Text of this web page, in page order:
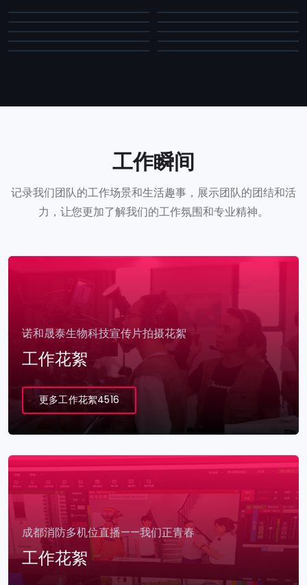
详细 详细
详细 详细
合伙人,艺术总监,德阳站CEO
详细
财务官,人力资源,联合创始
详细
工作瞬间
记录我们团队的工作场景和生活趣事，展示团队的团结和活
力，让您更加了解我们的工作氛围和专业精神。
诺和晟泰生物科技宣传片拍摄花絮
工作花絮
更多工作花絮4516
成都消防多机位直播——我们正青春
工作花絮